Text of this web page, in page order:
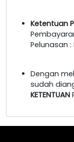
Ketentuan
Pelunasan
Dengan
sudah
KETENTUAN